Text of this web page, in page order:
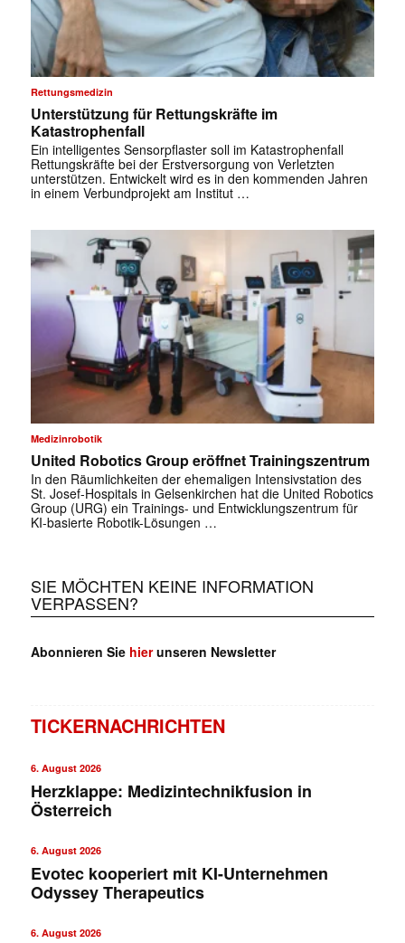
✕
Rettungsmedizin
Unterstützung für Rettungskräfte im
Katastrophenfall
Ein intelligentes Sensorpflaster soll im Katastrophenfall
Rettungskräfte bei der Erstversorgung von Verletzten
unterstützen. Entwickelt wird es in den kommenden Jahren
in einem Verbundprojekt am Institut …
Medizinrobotik
United Robotics Group eröffnet Trainingszentrum
In den Räumlichkeiten der ehemaligen Intensivstation des
St. Josef-Hospitals in Gelsenkirchen hat die United Robotics
Group (URG) ein Trainings- und Entwicklungszentrum für
KI-basierte Robotik-Lösungen …
SIE MÖCHTEN KEINE INFORMATION
VERPASSEN?
Abonnieren Sie hierunseren Newsletter
TICKERNACHRICHTEN
6. August 2026
Herzklappe: Medizintechnikfusion in
Österreich
6. August 2026
Evotec kooperiert mit KI-Unternehmen
Odyssey Therapeutics
6. August 2026